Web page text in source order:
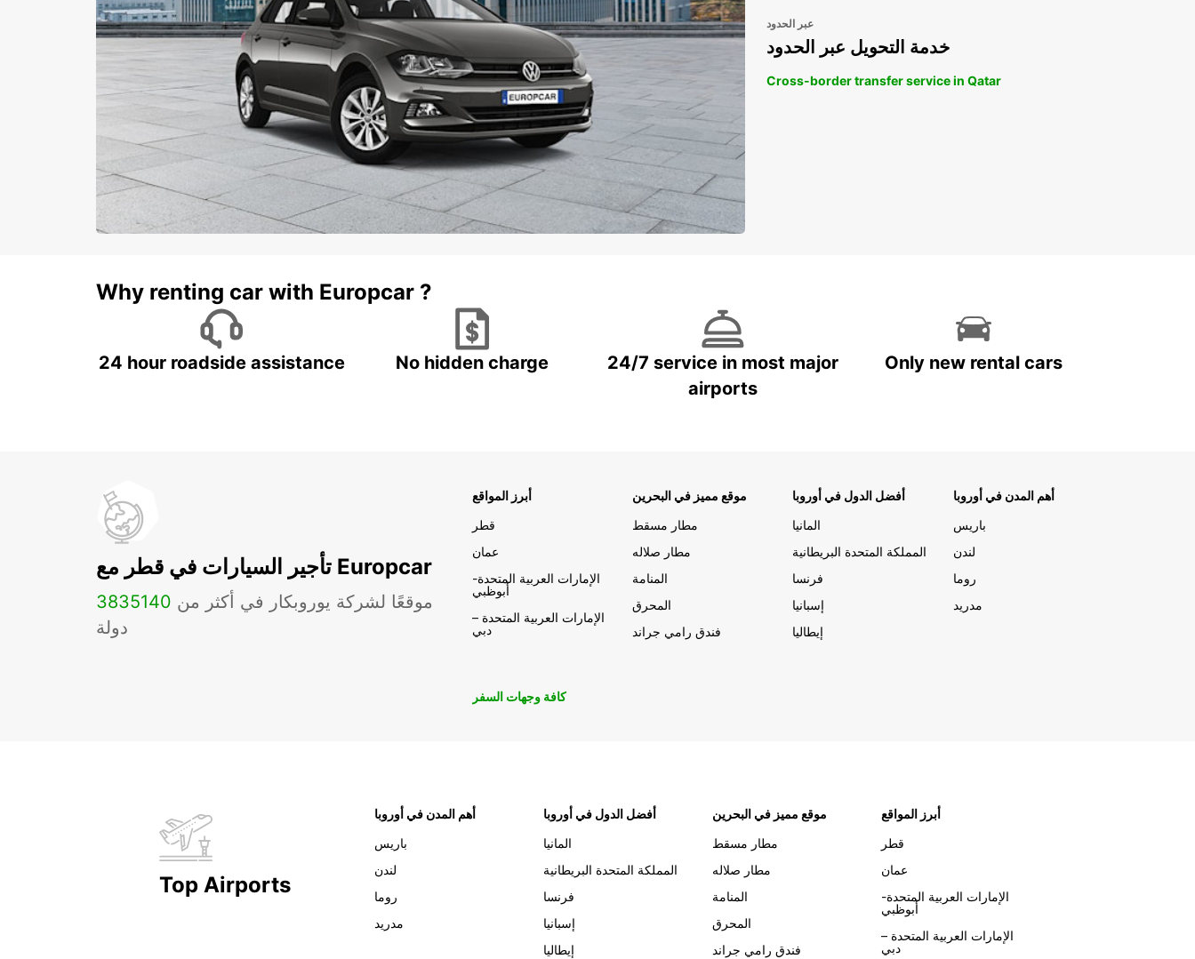
عبر الحدود
خدمة التحويل عبر الحدود
Cross-border transfer service in Qatar
Why renting car with Europcar ?
24 hour roadside assistance No hidden charge
24/7 service in most major
airports
Only new rental cars
تأجير السيارات في قطر مع Europcar
3835 موقعًا لشركة يوروبكار في أكثر من 140
دولة
أبرز المواقع
قطر
عمان
الإمارات العربية المتحدة-
أبوظبي
الإمارات العربية المتحدة –
دبي
موقع مميز في البحرين
مطار مسقط
مطار صلاله
المنامة
المحرق
فندق رامي جراند
أفضل الدول في أوروبا
المانيا
المملكة المتحدة البريطانية
فرنسا
إسبانيا
إيطاليا
أهم المدن في أوروبا
باريس
لندن
روما
مدريد
كافة وجهات السفر
Top Airports
أهم المدن في أوروبا
باريس
لندن
روما
مدريد
أفضل الدول في أوروبا
المانيا
المملكة المتحدة البريطانية
فرنسا
إسبانيا
إيطاليا
موقع مميز في البحرين
مطار مسقط
مطار صلاله
المنامة
المحرق
فندق رامي جراند
أبرز المواقع
قطر
عمان
الإمارات العربية المتحدة-
أبوظبي
الإمارات العربية المتحدة –
دبي